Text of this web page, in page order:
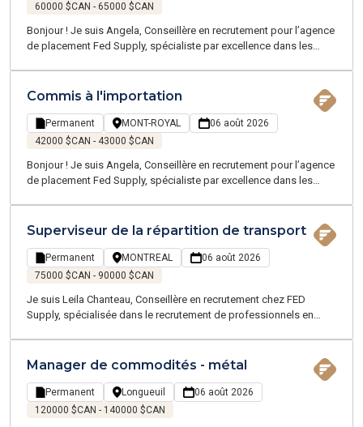
60000 $CAN - 65000 $CAN
Bonjour ! Je suis Angela, Conseillère en recrutement pour l’agence
de placement Fed Supply, spécialiste par excellence dans les
temporaires et permanents sur la Grande Région de Montréal.
Commis à l'importation
Permanent MONT-ROYAL
06 août 2026
42000 $CAN - 43000 $CAN
Bonjour ! Je suis Angela, Conseillère en recrutement pour l’agence
de placement Fed Supply, spécialiste par excellence dans les
temporaires et permanents sur la Grande Région de Montréal.
Superviseur de la répartition de transport
Permanent MONTREAL
06 août 2026
75000 $CAN - 90000 $CAN
Je suis Leila Chanteau, Conseillère en recrutement chez FED
Supply, spécialisée dans le recrutement de professionnels en
sein d’une entreprise du secteur du transport maritime et routier,
reconnue pour la solidité de ses opérations et son environnement
stimulant.
Manager de commodités - métal
Permanent Longueuil
06 août 2026
120000 $CAN - 140000 $CAN